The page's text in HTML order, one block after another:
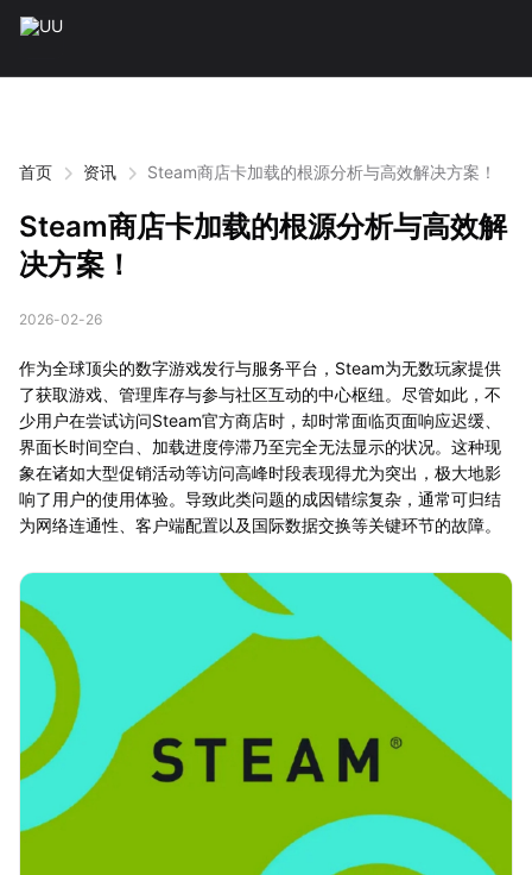
首页 资讯 Steam商店卡加载的根源分析与高效解决方案！
Steam商店卡加载的根源分析与高效解
决方案！
2026-02-26
作为全球顶尖的数字游戏发行与服务平台，Steam为无数玩家提供
了获取游戏、管理库存与参与社区互动的中心枢纽。尽管如此，不
少用户在尝试访问Steam官方商店时，却时常面临页面响应迟缓、
界面长时间空白、加载进度停滞乃至完全无法显示的状况。这种现
象在诸如大型促销活动等访问高峰时段表现得尤为突出，极大地影
响了用户的使用体验。导致此类问题的成因错综复杂，通常可归结
为网络连通性、客户端配置以及国际数据交换等关键环节的故障。